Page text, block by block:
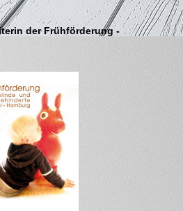
der Frühförderung -